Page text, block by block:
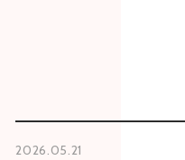
2026.05.21